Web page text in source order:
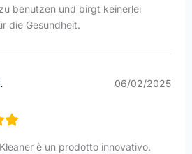
benutzen und birgt keinerlei
die Gesundheit.
06/02/2025
è un prodotto innovativo.